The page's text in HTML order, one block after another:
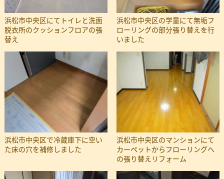
浜松市中央区にてトイレと洗面
脱衣所のクッションフロアの張
替え
浜松市中央区の学童にて無垢フ
ローリングの部分張り替えを行
いました
浜松市中央区で冷蔵庫下に空い
た床の穴を補修しました
浜松市中央区のマンションにて
カーペットからフローリングへ
の張り替えリフォーム